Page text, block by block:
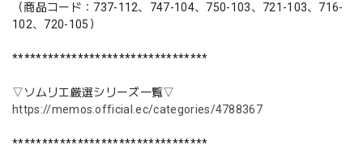
（商品コード：737-112、747-104、750-103、721-103、716-
102、720-105）
*********************************
▽ソムリエ厳選シリーズ一覧▽
https://memos.official.ec/categories/4788367
*********************************